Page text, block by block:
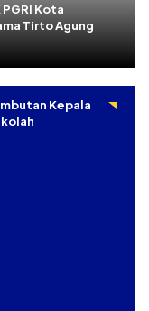
Kota
Tirto Agung
Kepala